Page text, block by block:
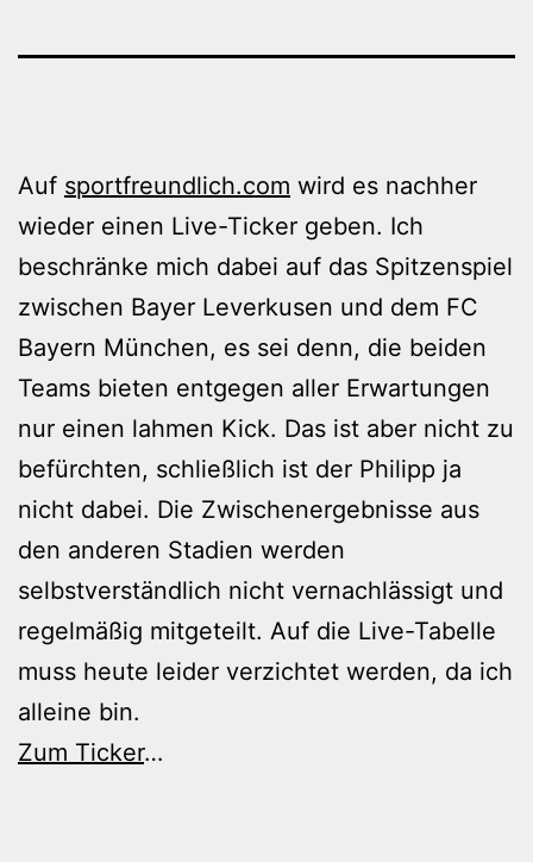
Auf sportfreundlich.com wird es nachher
wieder einen Live-Ticker geben. Ich
beschränke mich dabei auf das Spitzenspiel
zwischen Bayer Leverkusen und dem FC
Bayern München, es sei denn, die beiden
Teams bieten entgegen aller Erwartungen
nur einen lahmen Kick. Das ist aber nicht zu
befürchten, schließlich ist der Philipp ja
nicht dabei. Die Zwischenergebnisse aus
den anderen Stadien werden
selbstverständlich nicht vernachlässigt und
regelmäßig mitgeteilt. Auf die Live-Tabelle
muss heute leider verzichtet werden, da ich
alleine bin.
Zum Ticker…